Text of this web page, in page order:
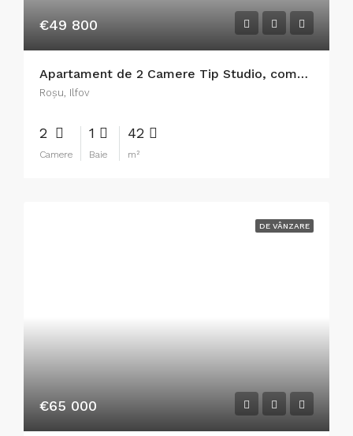
€49 800
Apartament de 2 Camere Tip Studio, complet mobilat si utilat 42m², M.R
Roşu, Ilfov
2
Camere
1
Baie
42
m²
DE VÂNZARE
€65 000